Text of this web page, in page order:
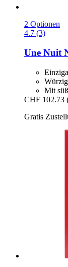
2 Optionen
4.7 (3)
Une Nuit
Mit
CHF 102.73
Gratis